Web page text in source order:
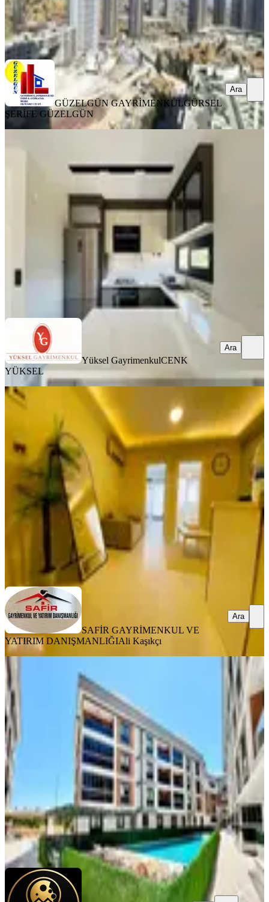
GÜZELGÜN GAYRİMENKUL GÜRSEL ŞERİFE GÜZELGÜN
Ara
GÜZELGÜN GAYRİMENKULGÜRSEL
ŞERİFE GÜZELGÜN
Ara
Yüksel'den Sahile Yürüme
Mesafesinde Ultra Lüks 2+1 Fırsatı!
2+1·110 m²·1. Kat·07.08.2026
6.600.000 ₺
Yüksel Gayrimenkul CENK YÜKSEL
Yüksel GayrimenkulCENK
YÜKSEL
Ara
ÖNE ÇIKAN
Safir* Satılık 2+1 Full Sıfır Eşya
Kampüs Karşısı Krediye Uygun
İzmir, Buca
2+1· 75 m²· 1. Kat·06.08.2026
3.600.000 ₺
SAFİR GAYRİMENKUL VE YATIRIM DANIŞMANLIĞI
SAFİR GAYRİMENKUL VE
YATIRIM DANIŞMANLIĞIAli Kaşıkçı
Ara
ÖNE ÇIKAN
꧁ay Emlaktan꧂akçay'da***full
Eşyalı***yüzme Havuzlu Güvenlikli
Kapalı Otoparklı 1+1 Fırsat Daire
Balıkesir, Edremit
1+1·65 m² ·1. Kat·06.08.2026
3.600.000 ₺
Akçay Ay EmlakArife Yalçın
Ara